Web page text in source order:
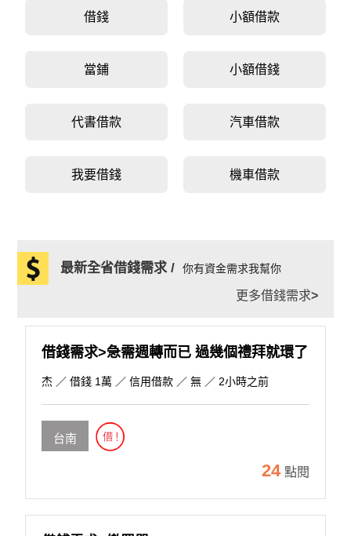
借錢 小額借款
當鋪 小額借錢
代書借款 汽車借款
我要借錢 機車借款
最新全省借錢需求 / 你有資金需求我幫你
更多借錢需求>
借錢需求>急需週轉而已 過幾個禮拜就環了
杰 ／ 借錢 1萬 ／ 信用借款 ／ 無 ／ 2小時之前
台南
24 點閱